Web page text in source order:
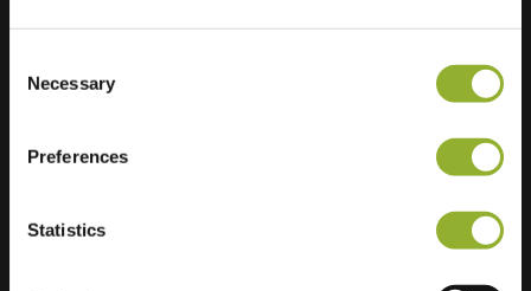
Selection
Necessary
Preferences
Statistics